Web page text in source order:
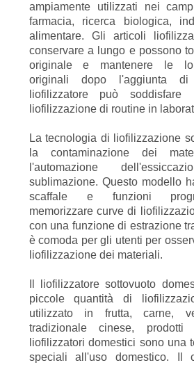
ampiamente utilizzati nei
farmacia, ricerca biologica,
alimentare. Gli articoli
conservare a lungo e possono
originale e mantenere le
originali dopo l'aggiunta di
liofilizzatore può
liofilizzazione di routine in
La tecnologia di liofilizzazione
la contaminazione dei
l'automazione
sublimazione. Questo modello
scaffale e funzioni
memorizzare curve di
con una funzione di estrazione
è comoda per gli utenti per
liofilizzazione dei materiali.
Il liofilizzatore sottovuoto
piccole quantità di
utilizzato in frutta, carne,
tradizionale cinese,
liofilizzatori domestici sono una
speciali all'uso domestico. Il